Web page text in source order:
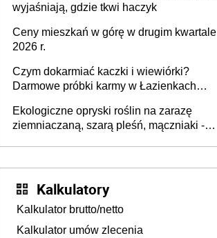
wyjaśniają, gdzie tkwi haczyk
Ceny mieszkań w górę w drugim kwartale
2026 r.
Czym dokarmiać kaczki i wiewiórki?
Darmowe próbki karmy w Łazienkach
edukacyjna]
Ekologiczne opryski roślin na zarazę
ziemniaczaną, szarą pleśń, mączniaki -
Kalkulatory
Kalkulator brutto/netto
Kalkulator umów zlecenia